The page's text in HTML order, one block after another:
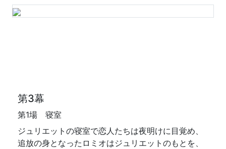
第3幕
第1場 寝室
ジュリエットの寝室で恋人たちは夜明けに目覚め、
追放の身となったロミオはジュリエットのもとを、